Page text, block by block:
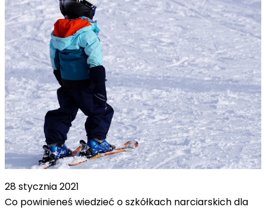
28 stycznia 2021
Co powinieneś wiedzieć o szkółkach narciarskich dla